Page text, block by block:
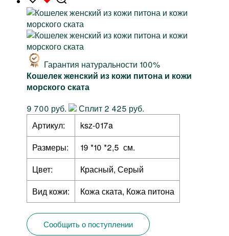
Гарантия натуральности 100%
Кошелек женский из кожи питона и кожи
морского ската
9 700 руб.
Сплит 2 425 руб.
Артикул:
ksz-017a
Размеры:
19 *10 *2,5 см.
Цвет:
Красный, Серый
Вид кожи:
Кожа ската, Кожа питона
Сообщить о поступлении